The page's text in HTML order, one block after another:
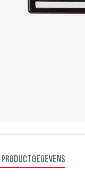
PRODUCTGEGEVENS